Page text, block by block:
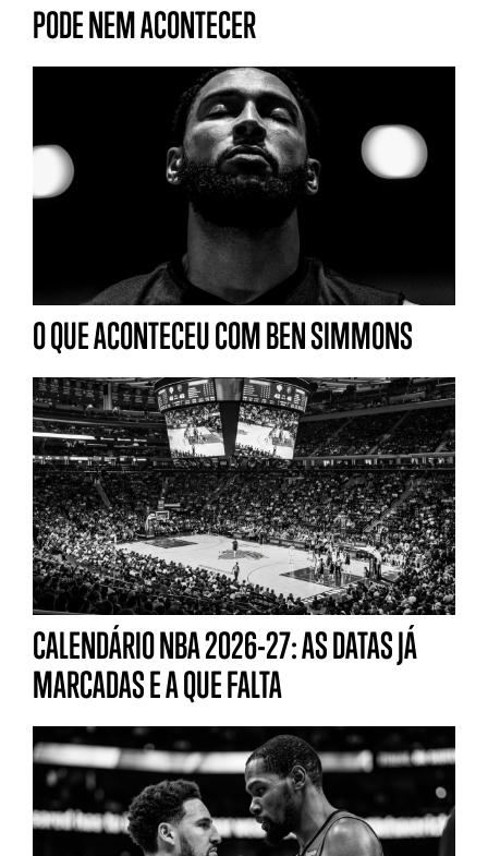
PODE NEM ACONTECER
O QUE ACONTECEU COM BEN SIMMONS
CALENDÁRIO NBA 2026-27: AS DATAS JÁ
MARCADAS E A QUE FALTA